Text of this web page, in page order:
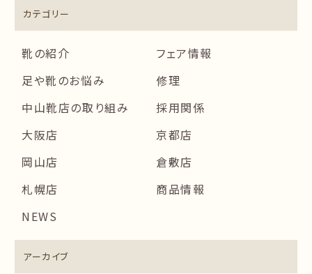
カテゴリー
靴の紹介
フェア情報
足や靴のお悩み
修理
中山靴店の取り組み
採用関係
大阪店
京都店
岡山店
倉敷店
札幌店
商品情報
NEWS
アーカイブ